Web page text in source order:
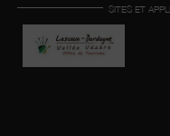
SITES ET